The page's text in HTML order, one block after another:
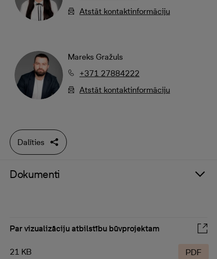
Atstāt kontaktinformāciju
Mareks Gražuls
+371 27884222
Atstāt kontaktinformāciju
Dalīties
Dokumenti
Par vizualizāciju atbilstību būvprojektam
21 KB PDF